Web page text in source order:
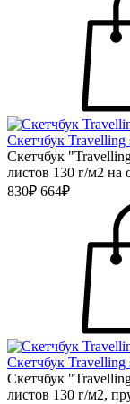
Скетчбук
Скетчбук
листов 130 г/м2 на
830₽ 664₽
Скетчбук
Скетчбук
листов 130 г/м2,